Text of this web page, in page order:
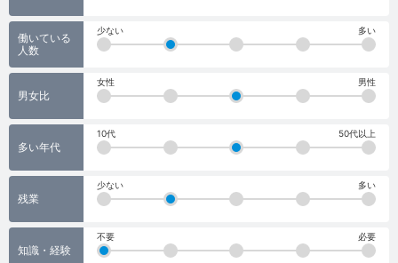
働いている
人数
少ない 多い
男女比
女性 男性
多い年代
10代 50代以上
残業
少ない 多い
知識・経験
不要 必要